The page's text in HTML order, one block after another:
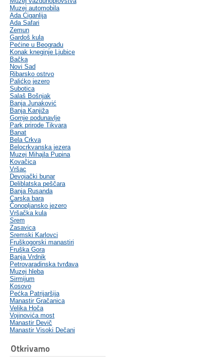
Muzej automobila
Ada Ciganlija
Ada Safari
Zemun
Gardoš kula
Pećine u Beogradu
Konak kneginje Ljubice
Bačka
Novi Sad
Ribarsko ostrvo
Palićko jezero
Subotica
Salaš Bošnjak
Banja Junaković
Banja Kanjiža
Gornje podunavlje
Park prirode Tikvara
Banat
Bela Crkva
Belocrkvanska jezera
Muzej Mihajla Pupina
Kovačica
Vršac
Devojački bunar
Deliblatska peščara
Banja Rusanda
Carska bara
Čonopljansko jezero
Vršačka kula
Srem
Zasavica
Sremski Karlovci
Fruškogorski manastiri
Fruška Gora
Banja Vrdnik
Petrovaradinska tvrđava
Muzej hleba
Sirmijum
Kosovo
Pećka Patrijaršija
Manastir Gračanica
Velika Hoča
Vojinovića most
Manastir Devič
Manastir Visoki Dečani
Otkrivamo